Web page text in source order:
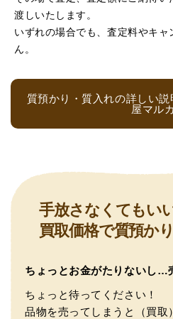
（京都府亀岡市）他店舗にも行
まりお売りしたくないと思った
は電話対応からも誠実な印象で
しようと思っておりました。こ
す。
（大阪府大阪市）とても宝石に
組みもお教えいただけ嬉しかっ
ました。宜しくお願いいたしま
ルに詳しいの流石の一言に尽きま
渡しいたします。
いずれの場合でも、査定料やキ
ん。
質預かり・質入れの詳しい
屋マルカ
手放さなくてもい
買取価格で質預か
ちょっとお金がたりないし…
ちょっと待ってください！
品物を売ってしまうと（買取